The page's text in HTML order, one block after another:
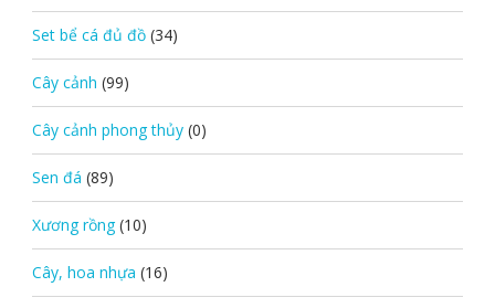
Set bể cá đủ đồ (34)
Cây cảnh (99)
Cây cảnh phong thủy (0)
Sen đá (89)
Xương rồng (10)
Cây, hoa nhựa (16)